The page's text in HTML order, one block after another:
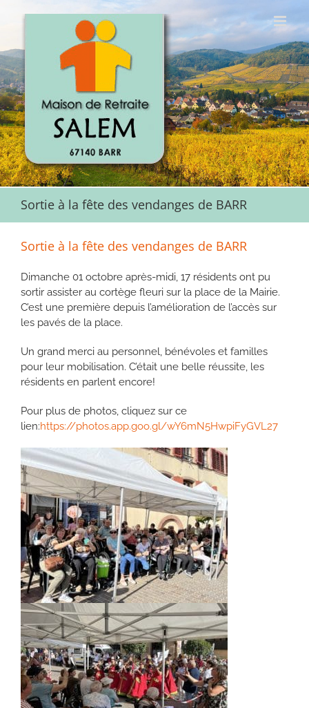
Sortie à la fête des vendanges de BARR
Sortie à la fête des vendanges de BARR
Dimanche 01 octobre après-midi, 17 résidents ont pu
sortir assister au cortège fleuri sur la place de la Mairie.
C’est une première depuis l’amélioration de l’accès sur
les pavés de la place.
Un grand merci au personnel, bénévoles et familles
pour leur mobilisation. C’était une belle réussite, les
résidents en parlent encore!
Pour plus de photos, cliquez sur ce
lien:https://photos.app.goo.gl/wY6mN5HwpiFyGVL27